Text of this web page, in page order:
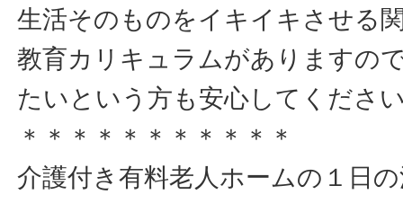
生活そのものをイキイキさせる
教育カリキュラムがありますの
たいという方も安心してくださ
＊＊＊＊＊＊＊＊＊＊＊
介護付き有料老人ホームの１日